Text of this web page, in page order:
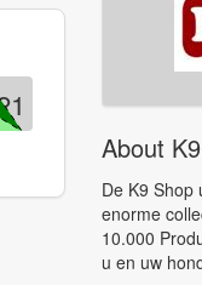
About
De K9 Shop
enorme
10.000
u en uw